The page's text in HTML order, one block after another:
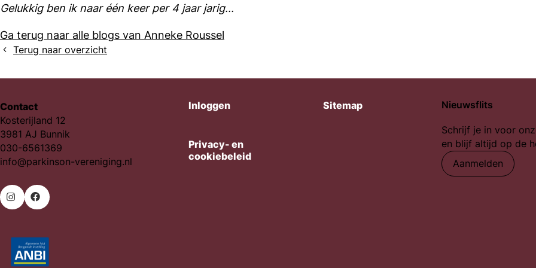
Gelukkig ben ik naar één keer per 4 jaar jarig...
Ga terug naar alle blogs van Anneke Roussel
Terug naar overzicht
Contact
Kosterijland 12
3981 AJ Bunnik
030-6561369
info@parkinson-vereniging.nl
InstagramFacebook
Inloggen Sitemap
Privacy- en
cookiebeleid
Nieuwsflits
Schrijf je in voor
en blijf altijd op de
Aanmelden